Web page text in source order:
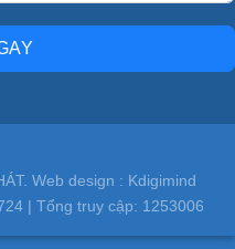
Web design : Kdigimind
| Tổng truy cập: 1253006